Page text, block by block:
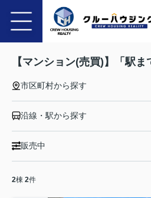
【マンション(売買)】「駅
市区町村から探す
沿線・駅から探す
販売中
2棟 2件